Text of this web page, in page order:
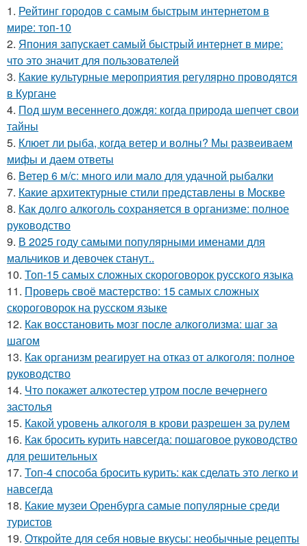
1. Рейтинг городов с самым быстрым интернетом в
мире: топ-10
2. Япония запускает самый быстрый интернет в мире:
что это значит для пользователей
3. Какие культурные мероприятия регулярно проводятся
в Кургане
4. Под шум весеннего дождя: когда природа шепчет свои
тайны
5. Клюет ли рыба, когда ветер и волны? Мы развеиваем
мифы и даем ответы
6. Ветер 6 м/с: много или мало для удачной рыбалки
7. Какие архитектурные стили представлены в Москве
8. Как долго алкоголь сохраняется в организме: полное
руководство
9. В 2025 году самыми популярными именами для
мальчиков и девочек станут..
10. Топ-15 самых сложных скороговорок русского языка
11. Проверь своё мастерство: 15 самых сложных
скороговорок на русском языке
12. Как восстановить мозг после алкоголизма: шаг за
шагом
13. Как организм реагирует на отказ от алкоголя: полное
руководство
14. Что покажет алкотестер утром после вечернего
застолья
15. Какой уровень алкоголя в крови разрешен за рулем
16. Как бросить курить навсегда: пошаговое руководство
для решительных
17. Топ-4 способа бросить курить: как сделать это легко и
навсегда
18. Какие музеи Оренбурга самые популярные среди
туристов
19. Откройте для себя новые вкусы: необычные рецепты